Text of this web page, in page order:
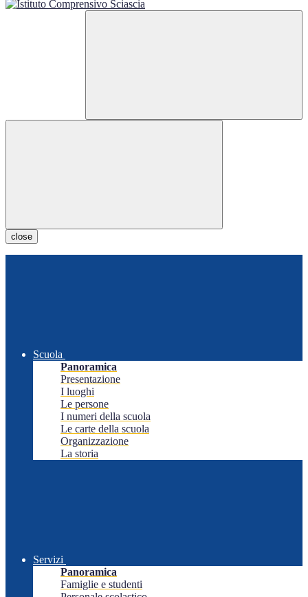
close
Scuola
Panoramica
Presentazione
I luoghi
Le persone
I numeri della scuola
Le carte della scuola
Organizzazione
La storia
Servizi
Panoramica
Famiglie e studenti